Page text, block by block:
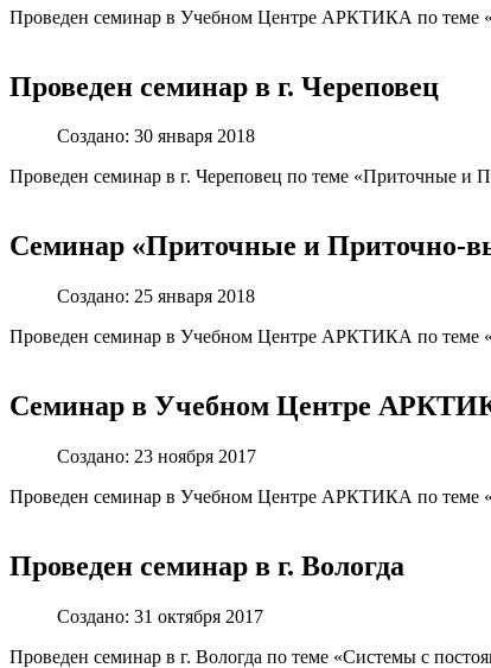
Проведен семинар в Учебном Центре АРКТИКА по теме
Проведен семинар в г. Череповец
Создано: 30 января 2018
Проведен семинар в г. Череповец по теме «Приточные
Семинар «Приточные и
Создано: 25 января 2018
Проведен семинар в Учебном Центре АРКТИКА по
Семинар в Учебном Центре
Создано: 23 ноября 2017
Проведен семинар в Учебном Центре АРКТИКА по теме
Проведен семинар в г. Вологда
Создано: 31 октября 2017
Проведен семинар в г. Вологда по теме «Системы с